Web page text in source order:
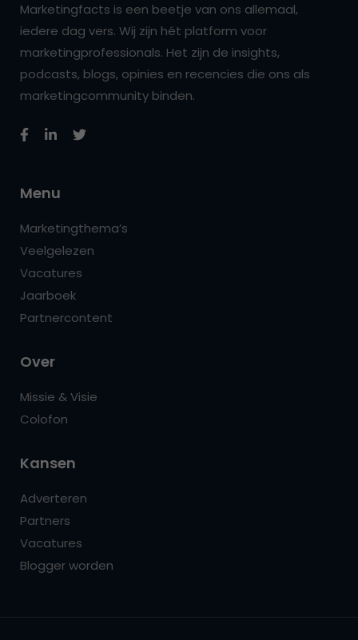
Marketingfacts is een beetje van ons allemaal,
iedere dag vers. Wij zijn hét platform voor
marketingprofessionals. Het zijn de insights,
podcasts, blogs, opinies en recencies die ons als
marketingcommunity binden.
Menu
Marketingthema’s
Veelgelezen
Vacatures
Jaarboek
Partnercontent
Over
Missie & Visie
Colofon
Kansen
Adverteren
Partners
Vacatures
Blogger worden